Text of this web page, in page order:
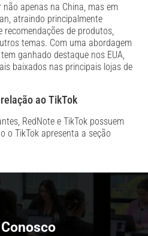
apenas na China, mas em
atraindo principalmente
recomendações de produtos,
temas. Com uma abordagem
ganhado destaque nos EUA,
baixados nas principais lojas de
ao TikTok
RedNote e TikTok possuem
o TikTok apresenta a seção